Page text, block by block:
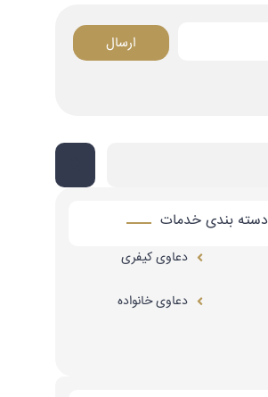
ارسال
دسته بندی خدمات
دعاوی کیفری
دعاوی خانواده